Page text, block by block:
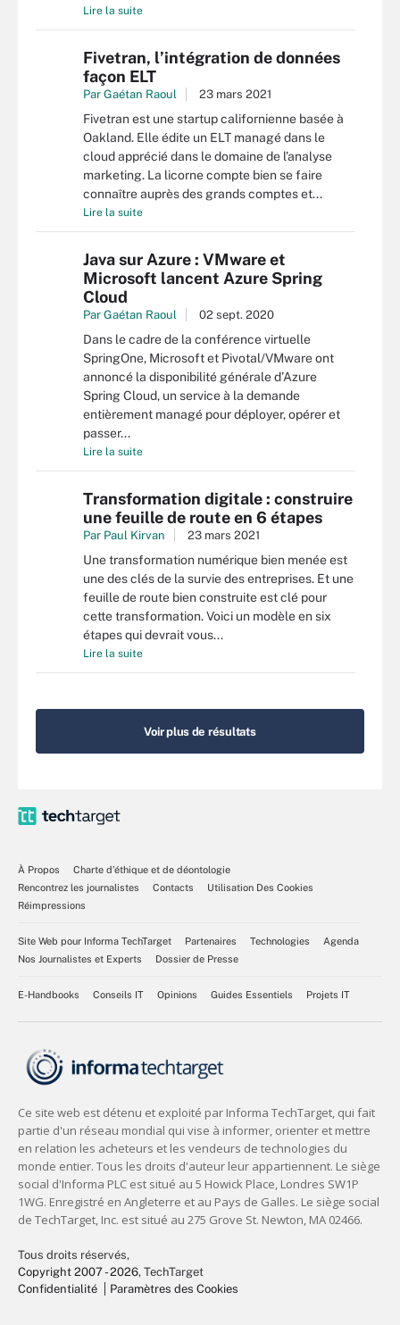
Lire la suite
Fivetran, l’intégration de données
façon ELT
Par Gaétan Raoul 23 mars 2021
Fivetran est une startup californienne basée à
Oakland. Elle édite un ELT managé dans le
cloud apprécié dans le domaine de l’analyse
marketing. La licorne compte bien se faire
connaître auprès des grands comptes et...
Lire la suite
Java sur Azure : VMware et
Microsoft lancent Azure Spring
Cloud
Par Gaétan Raoul 02 sept. 2020
Dans le cadre de la conférence virtuelle
SpringOne, Microsoft et Pivotal/VMware ont
annoncé la disponibilité générale d’Azure
Spring Cloud, un service à la demande
entièrement managé pour déployer, opérer et
passer...
Lire la suite
Transformation digitale : construire
une feuille de route en 6 étapes
Par Paul Kirvan 23 mars 2021
Une transformation numérique bien menée est
une des clés de la survie des entreprises. Et une
feuille de route bien construite est clé pour
cette transformation. Voici un modèle en six
étapes qui devrait vous...
Lire la suite
Voir plus de résultats
À Propos
Charte d’éthique et de déontologie
Rencontrez les journalistes
Contacts
Utilisation Des Cookies
Réimpressions
Site Web pour Informa TechTarget Partenaires Technologies
Agenda
Nos Journalistes et Experts
Dossier de Presse
E-Handbooks Conseils IT Opinions Guides Essentiels Projets IT
Tous droits réservés,
Copyright 2007 - 2026, TechTarget
Confidentialité
Paramètres des Cookies